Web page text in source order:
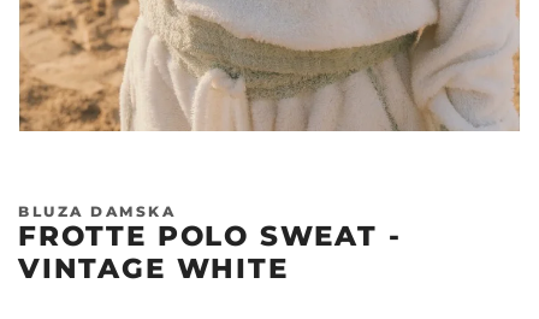
BLUZA DAMSKA
FROTTE POLO SWEAT -
VINTAGE WHITE